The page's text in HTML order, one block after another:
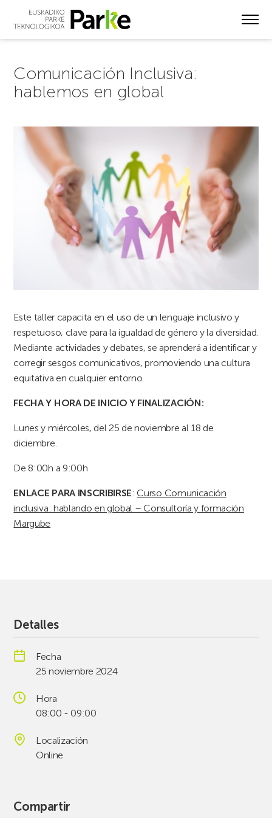
Comunicación Inclusiva:
hablemos en global
Este taller capacita en el uso de un lenguaje inclusivo y
respetuoso, clave para la igualdad de género y la diversidad.
Mediante actividades y debates, se aprenderá a identificar y
corregir sesgos comunicativos, promoviendo una cultura
equitativa en cualquier entorno.
FECHA Y HORA DE INICIO Y FINALIZACIÓN:
Lunes y miércoles, del 25 de noviembre al 18 de
diciembre.
De 8:00h a 9:00h
ENLACE PARA INSCRIBIRSE:Curso Comunicación
inclusiva: hablando en global – Consultoría y formación
Margube
Detalles
Fecha
25 noviembre 2024
Hora
08:00 - 09:00
Localización
Online
Compartir